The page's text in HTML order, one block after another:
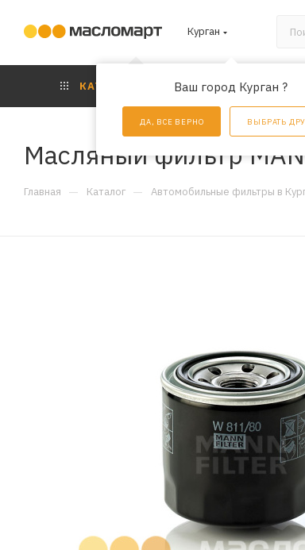
Курган
Ваш город Курган ?
ДА, ВСЕ ВЕРНО ВЫБРАТЬ
КАТАЛОГ АКЦИИ
Масляный фильтр
Главная — Каталог — Автомобильные фильтры в